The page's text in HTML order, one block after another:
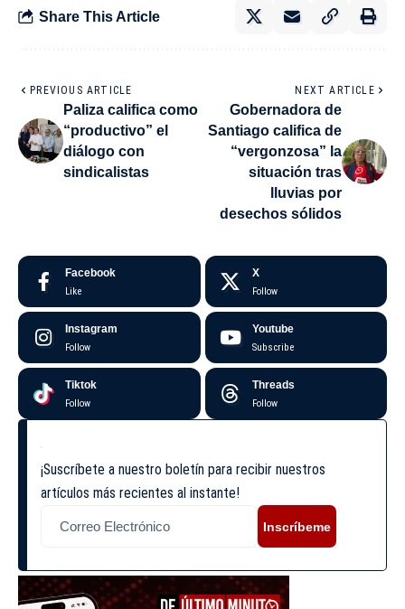
Share This Article
PREVIOUS ARTICLE
Paliza califica como
“productivo” el
diálogo con
sindicalistas
NEXT ARTICLE
Gobernadora de
Santiago califica de
“vergonzosa” la
situación tras
lluvias por
desechos sólidos
Facebook
Like
X
Follow
Instagram
Follow
Youtube
Subscribe
Tiktok
Follow
Threads
Follow
¡Suscríbete a nuestro boletín para recibir nuestros
artículos más recientes al instante!
Inscríbeme